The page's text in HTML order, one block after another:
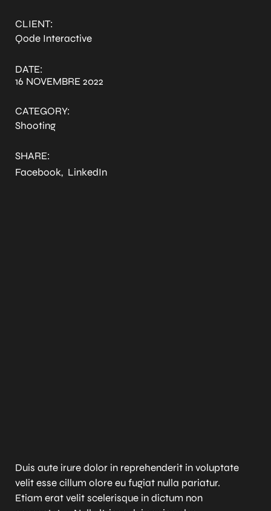
CLIENT:
Qode Interactive
DATE:
16 NOVEMBRE 2022
CATEGORY:
Shooting
SHARE:
Facebook LinkedIn
Duis aute irure dolor in reprehenderit in voluptate
velit esse cillum olore eu fugiat nulla pariatur.
Etiam erat velit scelerisque in dictum non